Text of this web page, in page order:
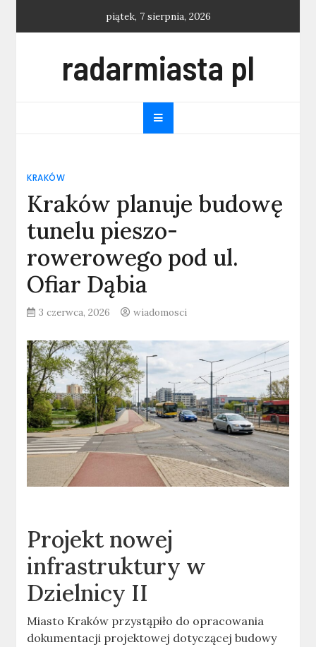
piątek, 7 sierpnia, 2026
radarmiasta pl
KRAKÓW
Kraków planuje budowę
tunelu pieszo-
rowerowego pod ul.
Ofiar Dąbia
3 czerwca, 2026 wiadomosci
Projekt nowej
infrastruktury w
Dzielnicy II
Miasto Kraków przystąpiło do opracowania
dokumentacji projektowej dotyczącej budowy